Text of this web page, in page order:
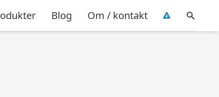
Blog Om / kontakt